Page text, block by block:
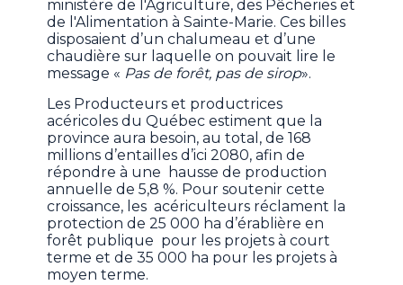
ministère de l'Agriculture, des Pêcheries et
de l'Alimentation à Sainte-Marie. Ces billes
disposaient d’un chalumeau et d’une
chaudière sur laquelle on pouvait lire le
message « Pas de forêt, pas de sirop».
Les Producteurs et productrices
acéricoles du Québec estiment que la
province aura besoin, au total, de 168
millions d’entailles d’ici 2080, afin de
répondre à une hausse de production
annuelle de 5,8 %. Pour soutenir cette
croissance, les acériculteurs réclament la
protection de 25 000 ha d’érablière en
forêt publique pour les projets à court
terme et de 35 000 ha pour les projets à
moyen terme.